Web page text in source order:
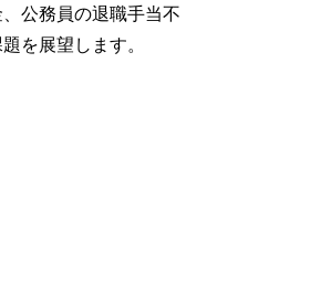
公務員の退職手当不
を展望します。